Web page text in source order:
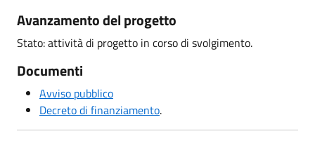
Avanzamento del progetto
Stato: attività di progetto in corso di svolgimento.
Documenti
Avviso pubblico
Decreto di finanziamento.